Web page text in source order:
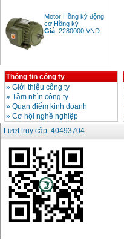
Motor Hồng ký động
cơ Hồng ký
Giá:2280000 VND
Bảng giá động cơ
diesel đầu nổ diesel
Giá:6500000
Bảng giá mũi khoan
rút lõi bê tông
Giá:330000VND
Máy khoan Bosch đa
năng GBH 2-26DRE
(800W)
Giá:3980000
Máy cưa xích chạy
Giá:29900000VND
Thông tin công ty
» Giới thiệu công ty
» Tầm nhìn công ty
» Quan điểm kinh doanh
» Cơ hội nghề nghiệp
Lượt truy cập: 40493704